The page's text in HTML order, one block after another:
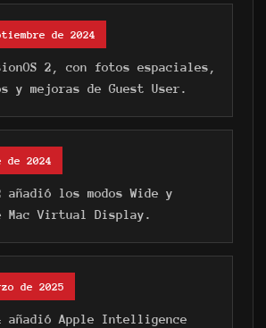
de 2024
2, con fotos espaciales,
y mejoras de Guest User.
de 2024
añadió los modos Wide y
Mac Virtual Display.
de 2025
añadió Apple Intelligence